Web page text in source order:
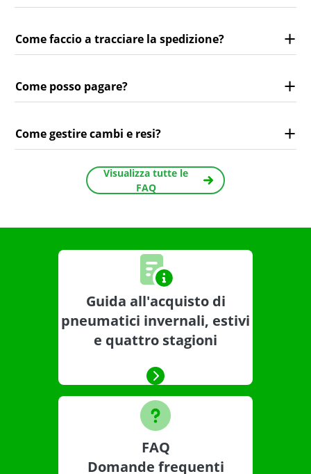
Come faccio a tracciare la spedizione?
Come posso pagare?
Come gestire cambi e resi?
Visualizza tutte le
FAQ
Guida all'acquisto di
pneumatici invernali, estivi
e quattro stagioni
FAQ
Domande frequenti